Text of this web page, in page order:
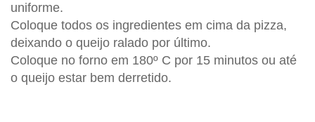
uniforme.
Coloque todos os ingredientes em cima da pizza,
deixando o queijo ralado por último.
Coloque no forno em 180º C por 15 minutos ou até
o queijo estar bem derretido.